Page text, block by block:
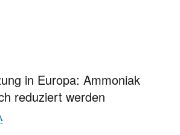
in Europa: Ammoniak
reduziert werden